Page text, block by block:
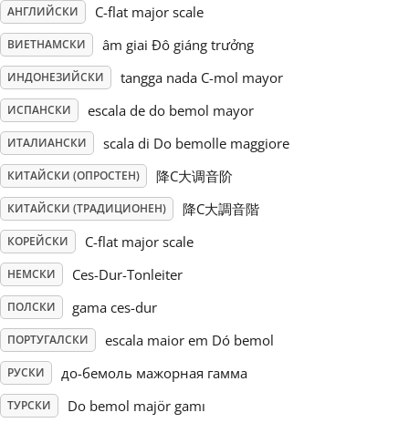
Русский
Svenska
Tiếng Việt
Türkçe
Українська
简体中文
繁體中文
АНГЛИЙСКИ C-flat major scale
ВИЕТНАМСКИ âm giai Đô giáng trưởng
ИНДОНЕЗИЙСКИ tangga nada C-mol mayor
ИСПАНСКИ escala de do bemol mayor
ИТАЛИАНСКИ scala di Do bemolle maggiore
КИТАЙСКИ (ОПРОСТЕН) 降C大调音阶
КИТАЙСКИ (ТРАДИЦИОНЕН) 降C大調音階
КОРЕЙСКИ C-flat major scale
НЕМСКИ Ces-Dur-Tonleiter
ПОЛСКИ gama ces-dur
ПОРТУГАЛСКИ escala maior em Dó bemol
РУСКИ до-бемоль мажорная гамма
ТУРСКИ Do bemol majör gamı